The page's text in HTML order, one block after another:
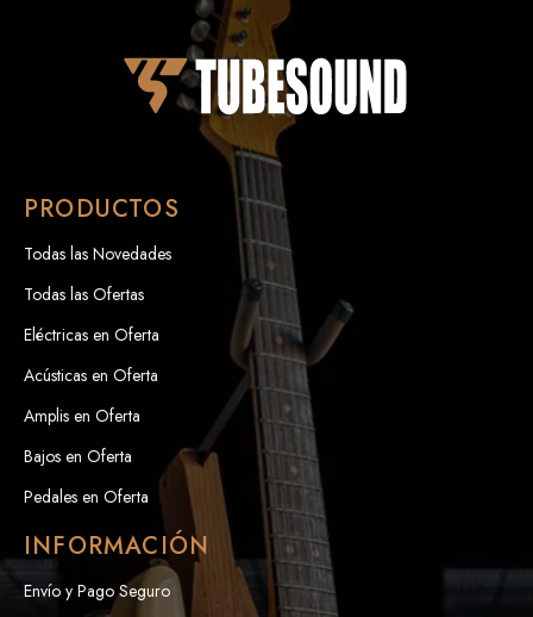
PRODUCTOS
Todas las Novedades
Todas las Ofertas
Eléctricas en Oferta
Acústicas en Oferta
Amplis en Oferta
Bajos en Oferta
Pedales en Oferta
INFORMACIÓN
Envío y Pago Seguro